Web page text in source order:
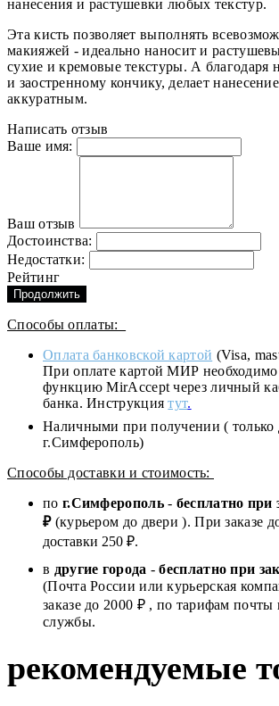
нанесения и растушевки любых текстур.
Эта кисть позволяет выполнять
макияжей - идеально наносит и
сухие и кремовые текстуры. А благодаря
и заостренному кончику, делает
аккуратным.
Написать отзыв
Ваше имя:
Ваш отзыв
Достоинства:
Недостатки:
Рейтинг
Продолжить
Способы оплаты:
Оплата банковской картой (Visa,
При оплате картой МИР
функцию MirAccept через личный
банка. Инструкциятут.
Наличными при получении ( только
г.Симферополь)
Способы доставки и стоимость:
по г.Симферополь- бесплатно при
₽(курьером до двери ). При заказе
доставки 250 ₽.
в другие города -бесплатно при
(Почта России или курьерская
заказе до 2000 ₽ , по тарифам почты
службы.
рекомендуемые